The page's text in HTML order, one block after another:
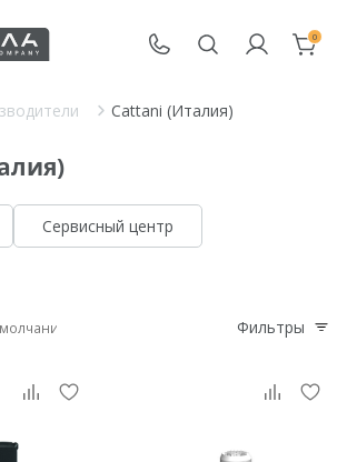
0
Cattani (Италия)
Сервисный центр
Фильтры